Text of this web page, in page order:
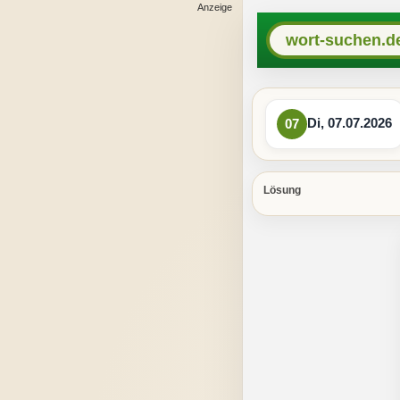
wort-
07 Di, 07.07.2026
Lösung